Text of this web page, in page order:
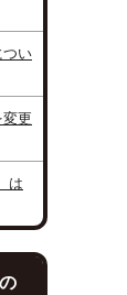
つい
変更
は